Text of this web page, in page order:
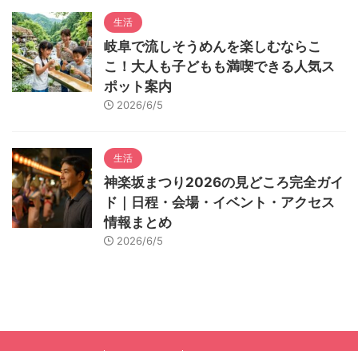
生活
岐阜で流しそうめんを楽しむならこ
こ！大人も子どもも満喫できる人気ス
ポット案内
2026/6/5
生活
神楽坂まつり2026の見どころ完全ガイ
ド｜日程・会場・イベント・アクセス
情報まとめ
2026/6/5